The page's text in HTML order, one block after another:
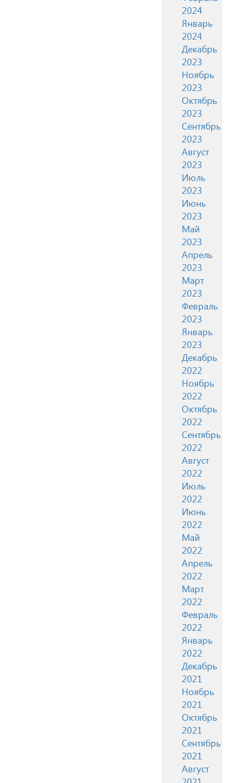
2024
Январь
2024
Декабрь
2023
Ноябрь
2023
Октябрь
2023
Сентябрь
2023
Август
2023
Июль
2023
Июнь
2023
Май
2023
Апрель
2023
Март
2023
Февраль
2023
Январь
2023
Декабрь
2022
Ноябрь
2022
Октябрь
2022
Сентябрь
2022
Август
2022
Июль
2022
Июнь
2022
Май
2022
Апрель
2022
Март
2022
Февраль
2022
Январь
2022
Декабрь
2021
Ноябрь
2021
Октябрь
2021
Сентябрь
2021
Август